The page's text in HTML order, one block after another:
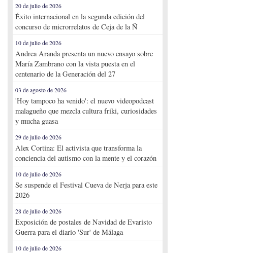
20 de julio de 2026
Éxito internacional en la segunda edición del
concurso de microrrelatos de Ceja de la Ñ
10 de julio de 2026
Andrea Aranda presenta un nuevo ensayo sobre
María Zambrano con la vista puesta en el
centenario de la Generación del 27
03 de agosto de 2026
'Hoy tampoco ha venido': el nuevo videopodcast
malagueño que mezcla cultura friki, curiosidades
y mucha guasa
29 de julio de 2026
Alex Cortina: El activista que transforma la
conciencia del autismo con la mente y el corazón
10 de julio de 2026
Se suspende el Festival Cueva de Nerja para este
2026
28 de julio de 2026
Exposición de postales de Navidad de Evaristo
Guerra para el diario 'Sur' de Málaga
10 de julio de 2026